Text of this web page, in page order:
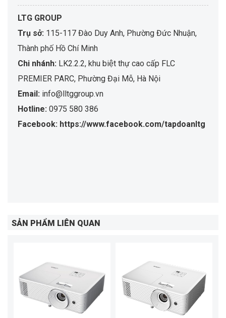
LTG GROUP
Trụ sở: 115-117 Đào Duy Anh, Phường Đức Nhuận,
Thành phố Hồ Chí Minh
Chi nhánh: LK2.2.2, khu biệt thự cao cấp FLC
PREMIER PARC, Phường Đại Mỗ, Hà Nội
Email: info@lltggroup.vn
Hotline: 0975 580 386
Facebook: https://www.facebook.com/tapdoanltg
SẢN PHẨM LIÊN QUAN